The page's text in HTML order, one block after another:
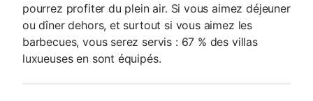
pourrez profiter du plein air. Si vous aimez déjeuner
ou dîner dehors, et surtout si vous aimez les
barbecues, vous serez servis : 67 % des villas
luxueuses en sont équipés.